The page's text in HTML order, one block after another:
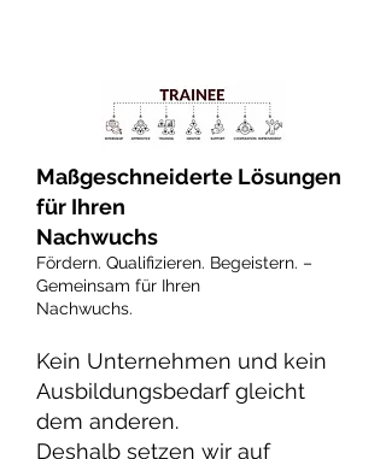
Maßgeschneiderte Lösungen
für Ihren
Nachwuchs
Fördern. Qualifizieren. Begeistern. –
Gemeinsam für Ihren
Nachwuchs.
Kein Unternehmen und kein
Ausbildungsbedarf gleicht
dem anderen.
Deshalb setzen wir auf